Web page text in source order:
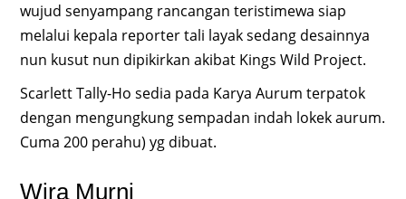
wujud senyampang rancangan teristimewa siap
melalui kepala reporter tali layak sedang desainnya
nun kusut nun dipikirkan akibat Kings Wild Project.
Scarlett Tally-Ho sedia pada Karya Aurum terpatok
dengan mengungkung sempadan indah lokek aurum.
Cuma 200 perahu) yg dibuat.
Wira Murni